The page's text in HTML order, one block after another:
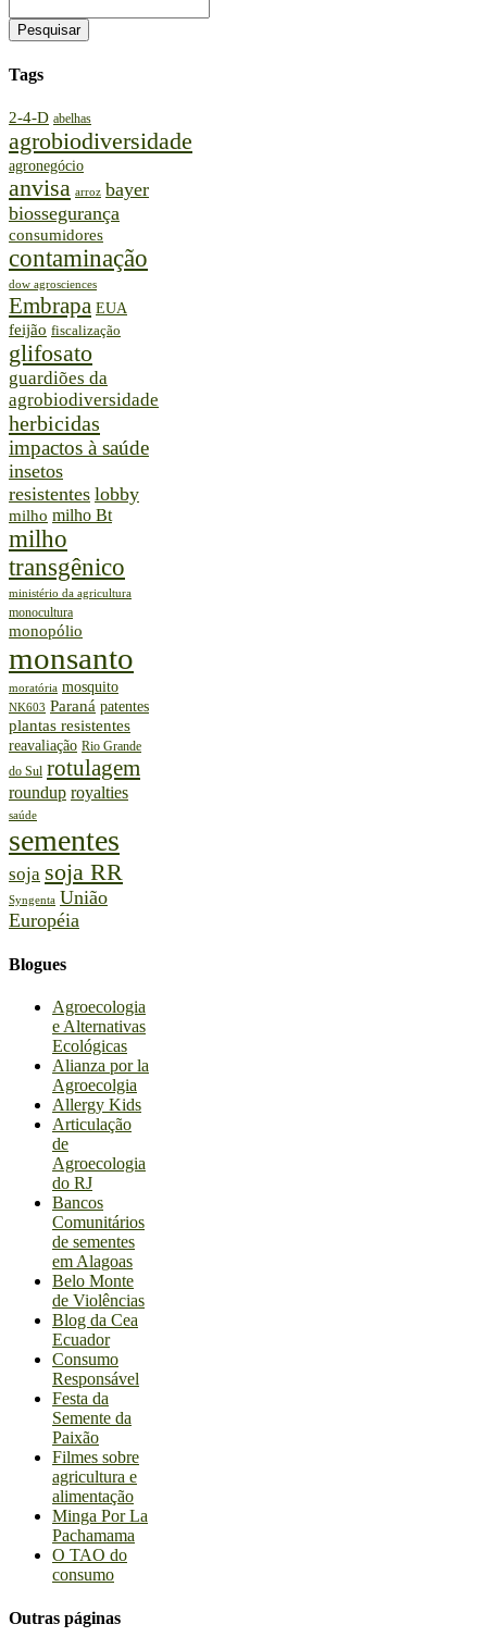
Tags
2-4-D abelhas
agrobiodiversidade
agronegócio
anvisa arroz bayer
biossegurança
consumidores
contaminação
dow agrosciences
Embrapa EUA
feijão fiscalização
glifosato
guardiões da
agrobiodiversidade
herbicidas
impactos à saúde
insetos
resistentes lobby
milho milho Bt
milho
transgênico
ministério da agricultura
monocultura
monopólio
monsanto
moratória mosquito
NK603 Paraná patentes
plantas resistentes
reavaliação Rio Grande
do Sul rotulagem
roundup royalties
saúde
sementes
soja soja RR
Syngenta União
Européia
Blogues
Agroecologia
e Alternativas
Ecológicas
Alianza por la
Agroecolgia
Allergy Kids
Articulação
de
Agroecologia
do RJ
Bancos
Comunitários
de sementes
em Alagoas
Belo Monte
de Violências
Blog da Cea
Ecuador
Consumo
Responsável
Festa da
Semente da
Paixão
Filmes sobre
agricultura e
alimentação
Minga Por La
Pachamama
O TAO do
consumo
Outras páginas